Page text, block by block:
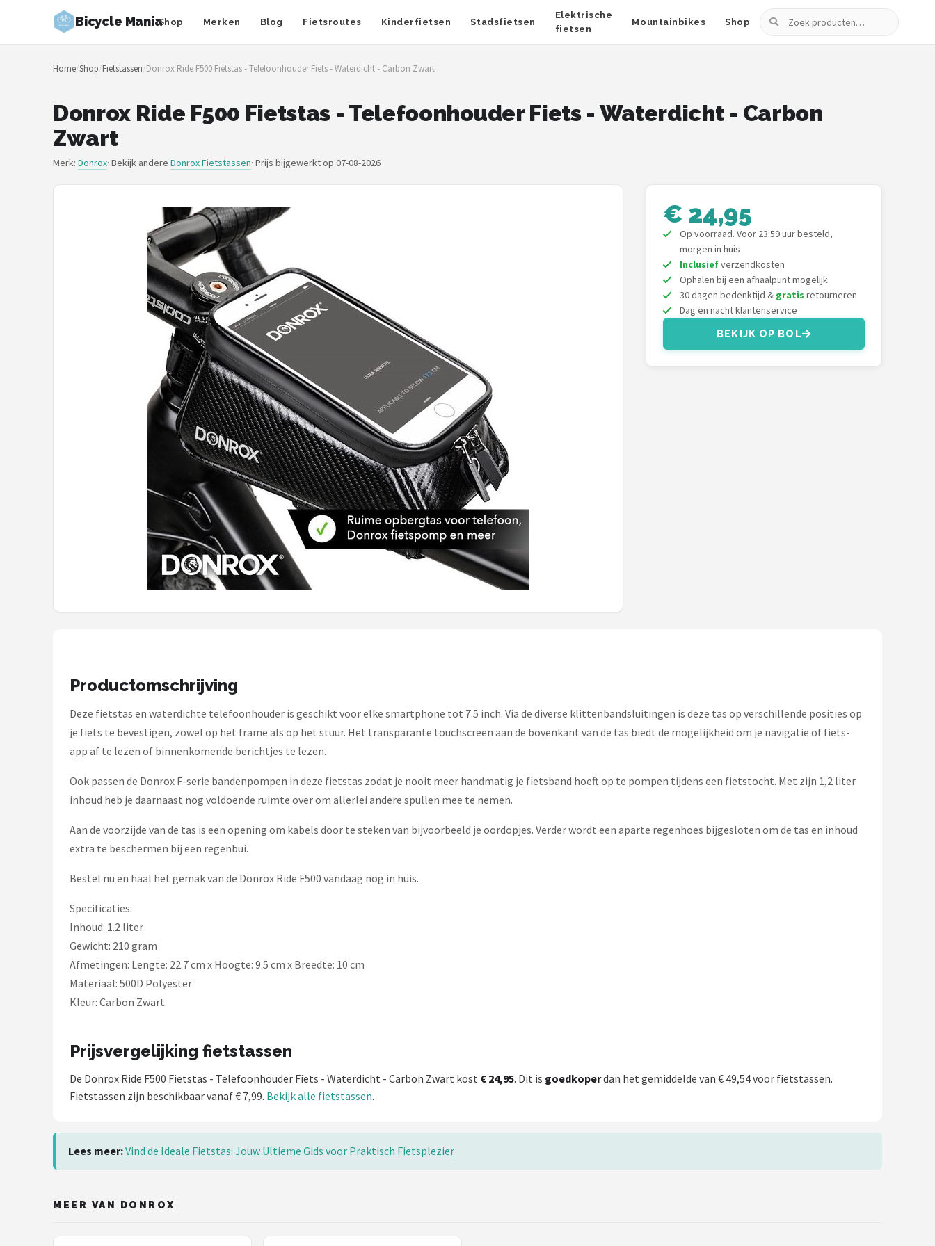
Bicycle ManiaShop Merken Blog Fietsroutes Kinderfietsen Stadsfietsen
Elektrische
fietsen
Mountainbikes Shop
Zoeken
Zoeken
NAVIGATIE
Merken
Blog
Shimano
Home/Shop/Fietstassen/Donrox Ride F500 Fietstas - Telefoonhouder Fiets - Waterdicht - Carbon Zwart
Donrox Ride F500 Fietstas - Telefoonhouder Fiets - Waterdicht - Carbon
Zwart
Merk: Donrox· Bekijk andere Donrox Fietstassen· Prijs bijgewerkt op 07-08-2026
€ 24,95
Op voorraad. Voor 23:59 uur besteld,
morgen in huis
Inclusiefverzendkosten
Ophalen bij een afhaalpunt mogelijk
30 dagen bedenktijd & gratis retourneren
Dag en nacht klantenservice
BEKIJK OP BOL
Productomschrijving
Deze fietstas en waterdichte telefoonhouder is geschikt voor elke smartphone tot 7.5 inch. Via de diverse klittenbandsluitingen is deze tas op verschillende posities op
je fiets te bevestigen, zowel op het frame als op het stuur. Het transparante touchscreen aan de bovenkant van de tas biedt de mogelijkheid om je navigatie of fiets-
app af te lezen of binnenkomende berichtjes te lezen.
Ook passen de Donrox F-serie bandenpompen in deze fietstas zodat je nooit meer handmatig je fietsband hoeft op te pompen tijdens een fietstocht. Met zijn 1,2 liter
inhoud heb je daarnaast nog voldoende ruimte over om allerlei andere spullen mee te nemen.
Aan de voorzijde van de tas is een opening om kabels door te steken van bijvoorbeeld je oordopjes. Verder wordt een aparte regenhoes bijgesloten om de tas en inhoud
extra te beschermen bij een regenbui.
Bestel nu en haal het gemak van de Donrox Ride F500 vandaag nog in huis.
Specificaties:
Inhoud: 1.2 liter
Gewicht: 210 gram
Afmetingen: Lengte: 22.7 cm x Hoogte: 9.5 cm x Breedte: 10 cm
Materiaal: 500D Polyester
Kleur: Carbon Zwart
Prijsvergelijking fietstassen
De Donrox Ride F500 Fietstas - Telefoonhouder Fiets - Waterdicht - Carbon Zwart kost € 24,95. Dit is goedkoperdan het gemiddelde van € 49,54 voor fietstassen.
Fietstassen zijn beschikbaar vanaf € 7,99. Bekijk alle fietstassen.
Lees meer:Vind de Ideale Fietstas: Jouw Ultieme Gids voor Praktisch Fietsplezier
MEER VAN DONROX